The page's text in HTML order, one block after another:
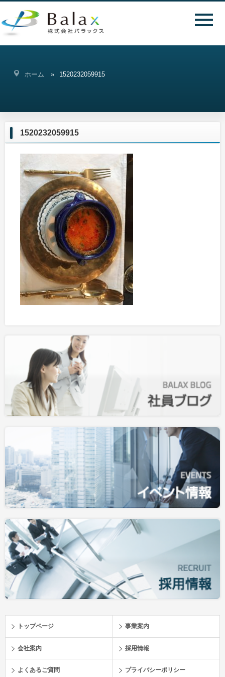
ホーム 1520232059915
1520232059915
トップページ 事業案内
会社案内 採用情報
よくあるご質問 プライバシーポリシー